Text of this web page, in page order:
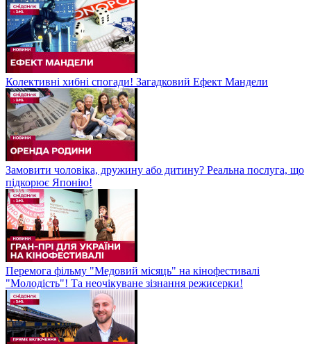
Колективні хибні спогади! Загадковий Ефект Мандели
Замовити чоловіка, дружину або дитину? Реальна послуга, що
підкорює Японію!
Перемога фільму "Медовий місяць" на кінофестивалі
"Молодість"! Та неочікуване зізнання режисерки!